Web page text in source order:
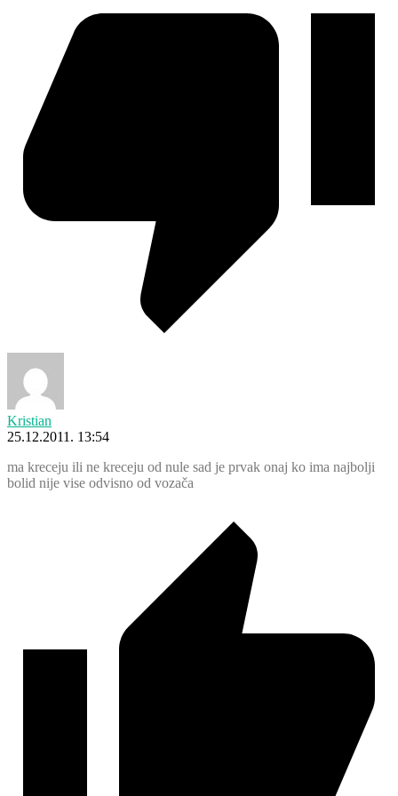
Kristian
25.12.2011. 13:54
ma kreceju ili ne kreceju od nule sad je prvak onaj ko ima najbolji
bolid nije vise odvisno od vozača